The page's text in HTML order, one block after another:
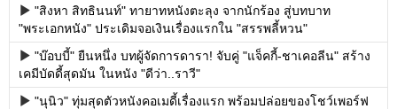
"สิงหา สิทธินนท์" ทายาทหนังตะลุง จากนักร้อง สู่บทบาท
"พระเอกหนัง" ประเดิมจอเงินเรื่องแรกใน "สรรพลี้หวน"
"บ๊อบบี้" ยืนหนึ่ง บทผู้จัดการดารา! จับคู่ "แจ็คกี้-ชาเคอลีน" สร้าง
เคมีบัดดี้สุดมัน ในหนัง "ดีว่า..ราวี"
"นุนิว" ทุ่มสุดตัวหนังคอเมดี้เรื่องแรก พร้อมปล่อยของโชว์เพอร์ฟ